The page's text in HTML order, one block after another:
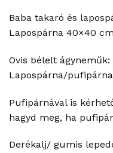
Baba takaró és
Lapospárna 40×40 cm
Ovis bélelt
Lapospárna/
Pufipárnával is
hagyd meg, ha
Derékalj/ gumis